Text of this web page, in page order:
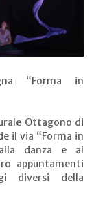
“Forma in
Ottagono di
il via “Forma in
danza e al
appuntamenti
diversi della